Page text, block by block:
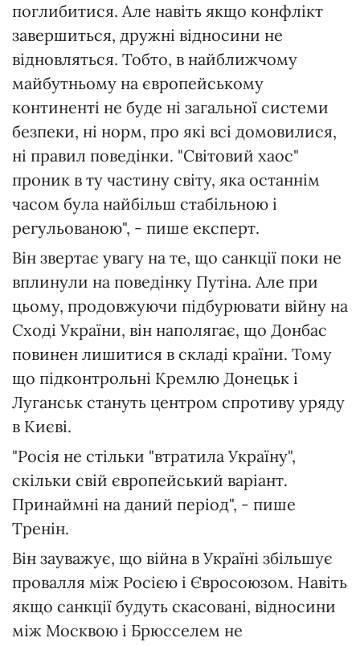
поглибитися. Але навіть якщо конфлікт
завершиться, дружні відносини не
відновляться. Тобто, в найближчому
майбутньому на європейському
континенті не буде ні загальної системи
безпеки, ні норм, про які всі домовилися,
ні правил поведінки. "Світовий хаос"
проник в ту частину світу, яка останнім
часом була найбільш стабільною і
регульованою", - пише експерт.
Він звертає увагу на те, що санкції поки не
вплинули на поведінку Путіна. Але при
цьому, продовжуючи підбурювати війну на
Сході України, він наполягає, що Донбас
повинен лишитися в складі країни. Тому
що підконтрольні Кремлю Донецьк і
Луганськ стануть центром спротиву уряду
в Києві.
"Росія не стільки "втратила Україну",
скільки свій європейський варіант.
Принаймні на даний період", - пише
Тренін.
Він зауважує, що війна в Україні збільшує
провалля між Росією і Євросоюзом. Навіть
якщо санкції будуть скасовані, відносини
між Москвою і Брюсселем не